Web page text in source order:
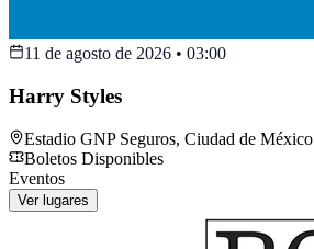
11 de agosto de 2026 • 03:00
Harry Styles
Estadio GNP Seguros, Ciudad de México
Boletos Disponibles
Eventos
Ver lugares